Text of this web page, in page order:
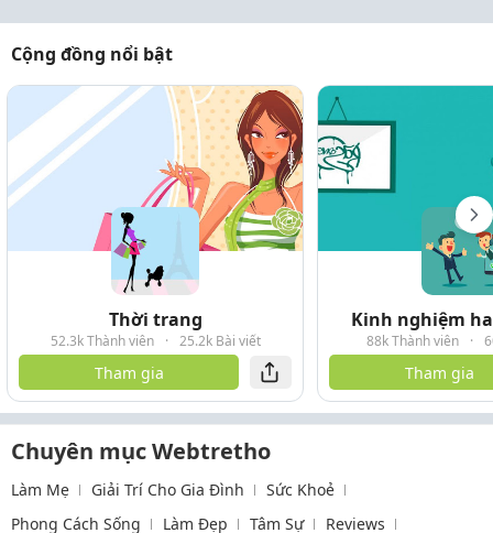
Cộng đồng nổi bật
Thời trang
52.3k Thành viên · 25.2k Bài viết
Tham gia
Kinh nghiệm
88k Thành viên ·
Tham gia
Chuyên mục Webtretho
Làm Mẹ Giải Trí Cho Gia Đình
Sức Khoẻ
Phong Cách Sống
Làm Đẹp Tâm Sự Reviews